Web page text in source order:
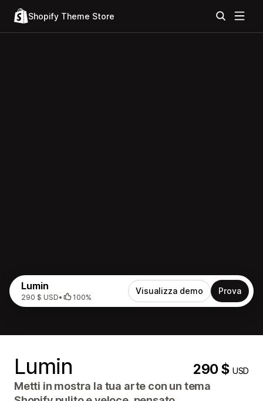
Shopify Theme Store
Lumin
290 $ USD• 100%
Visualizza demo Prova
Lumin 290 $USD
Metti in mostra la tua arte con un tema